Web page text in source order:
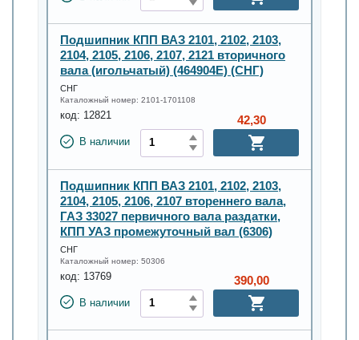
Подшипник КПП ВАЗ 2101, 2102, 2103,
2104, 2105, 2106, 2107, 2121 вторичного
вала (игольчатый) (464904Е) (СНГ)
СНГ
Каталожный номер: 2101-1701108
код: 12821
В наличии
42,30
Подшипник КПП ВАЗ 2101, 2102, 2103,
2104, 2105, 2106, 2107 втореннего вала,
ГАЗ 33027 первичного вала раздатки,
КПП УАЗ промежуточный вал (6306)
СНГ
Каталожный номер: 50306
код: 13769
В наличии
390,00